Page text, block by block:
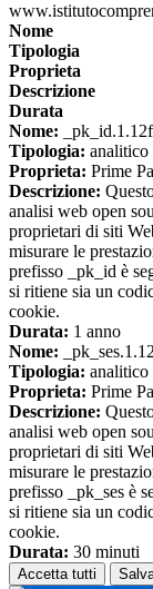
Nome
Tipologia
Proprieta
Descrizione
Durata
Nome:
Tipologia: analitico
Proprieta: Prime
Descrizione:
analisi web open
proprietari di siti
misurare le
prefisso _pk_id è
si ritiene sia un
cookie.
Durata: 1 anno
Nome:
Tipologia: analitico
Proprieta: Prime
Descrizione:
analisi web open
proprietari di siti
misurare le
prefisso _pk_ses è
si ritiene sia un
cookie.
Durata: 30 minuti
Accetta tutti